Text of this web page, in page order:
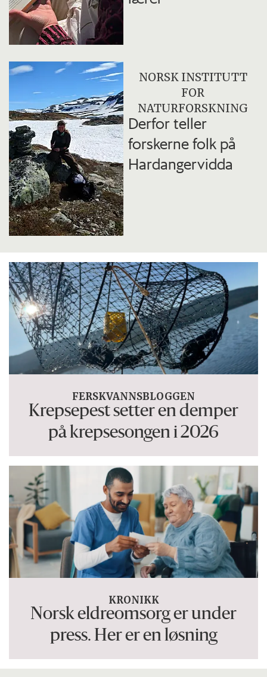
NORSK INSTITUTT
FOR
NATURFORSKNING
Derfor teller
forskerne folk på
Hardangervidda
FERSKVANNSBLOGGEN
Krepsepest setter en demper
på krepsesongen i 2026
KRONIKK
Norsk eldreomsorg er under
press. Her er en løsning